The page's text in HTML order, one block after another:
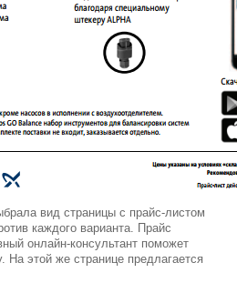
вид страницы с прайс-листом
каждого варианта. Прайс
онлайн-консультант поможет
этой же странице предлагается